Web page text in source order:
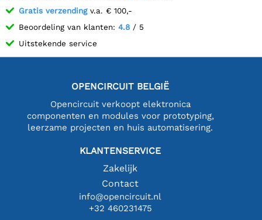
Gratis verzendingv.a. € 100,-
Beoordeling van klanten: 4.8 / 5
Uitstekende service
OPENCIRCUIT BELGIË
Opencircuit verkoopt elektronica
componenten en modules voor prototyping,
leerzame projecten en huis automatisering.
KLANTENSERVICE
Zakelijk
Contact
info@opencircuit.nl
+32 460231475